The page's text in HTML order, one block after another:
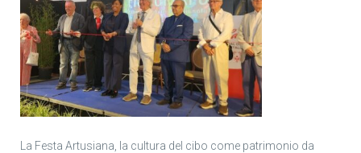
La Festa Artusiana, la cultura del cibo come patrimonio da